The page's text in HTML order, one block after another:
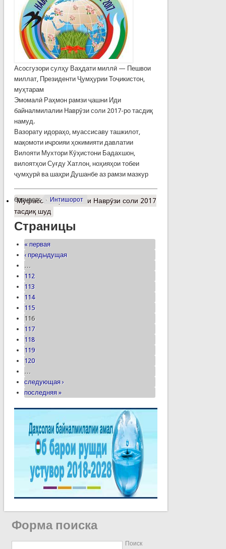
Асосгузори сулҳу Ваҳдати миллӣ — Пешвои
миллат, Президенти Ҷумҳурии Тоҷикистон,
муҳтарам
Эмомалӣ Раҳмон рамзи ҷашни Иди
байналмилалии Наврӯзи соли 2017-ро тасдиқ
намуд.
Вазорату идораҳо, муассисаву ташкилот,
мақомоти иҷроияи ҳокимияти давлатии
Вилояти Мухтори Кӯҳистони Бадахшон,
вилоятҳои Суғду Хатлон, ноҳияҳои тобеи
ҷумҳурӣ ва шаҳри Душанбе аз рамзи мазкур
барчасп: Интишорот
Муфассалтаро Рамзи Наврӯзи соли 2017
тасдиқ шуд
Страницы
« первая
‹ предыдущая
…
112
113
114
115
116
117
118
119
120
…
следующая ›
последняя »
Форма поиска
Поиск